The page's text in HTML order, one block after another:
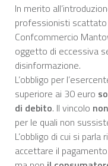
In merito
professionisti
Confcommercio
oggetto di eccessiva
disinformazione.
L’obbligo per
superiore ai 30 euro
di debito. Il vincolo
per le quali non
L’obbligo di cui si
accettare il